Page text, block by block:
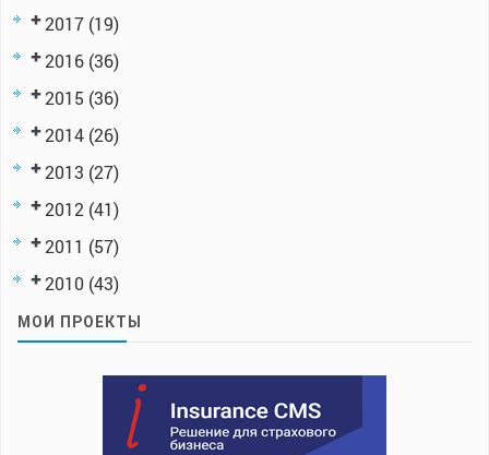
2017 (19)
2016 (36)
2015 (36)
2014 (26)
2013 (27)
2012 (41)
2011 (57)
2010 (43)
МОИ ПРОЕКТЫ